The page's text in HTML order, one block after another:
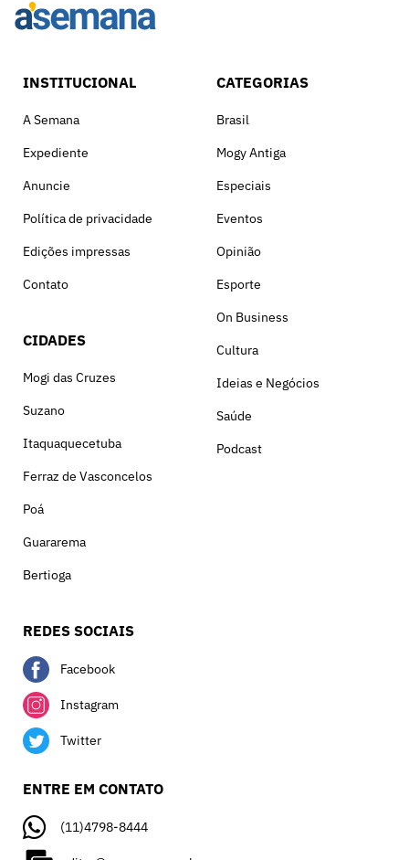
INSTITUCIONAL
A Semana
Expediente
Anuncie
Política de privacidade
Edições impressas
Contato
CIDADES
Mogi das Cruzes
Suzano
Itaquaquecetuba
Ferraz de Vasconcelos
Poá
Guararema
Bertioga
CATEGORIAS
Brasil
Mogy Antiga
Especiais
Eventos
Opinião
Esporte
On Business
Cultura
Ideias e Negócios
Saúde
Podcast
REDES SOCIAIS
Facebook
Instagram
Twitter
ENTRE EM CONTATO
(11)4798-8444